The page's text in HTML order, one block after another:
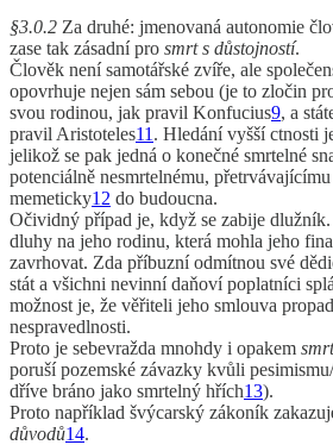
§3.0.2 Za druhé: jmenovaná autonomie
zase tak zásadní pro smrt s důstojností.
Člověk není samotářské zvíře, ale
opovrhuje nejen sám sebou (je to zločin
svou rodinou, jak pravil Konfucius9, a
pravil Aristoteles11 . Hledání vyšší ctnosti
jelikož se pak jedná o konečné smrtelné
potenciálně nesmrtelnému,
memeticky12 do budoucna.
Očividný případ je, když se zabije
dluhy na jeho rodinu, která mohla jeho
zavrhovat. Zda příbuzní odmítnou své
stát a všichni nevinní daňoví poplatníci
možnost je, že věřiteli jeho smlouva
nespravedlnosti.
Proto je sebevražda mnohdy i opakem
poruší pozemské závazky kvůli
dříve bráno jako smrtelný hřích13).
Proto například švýcarský zákoník
důvodů14.